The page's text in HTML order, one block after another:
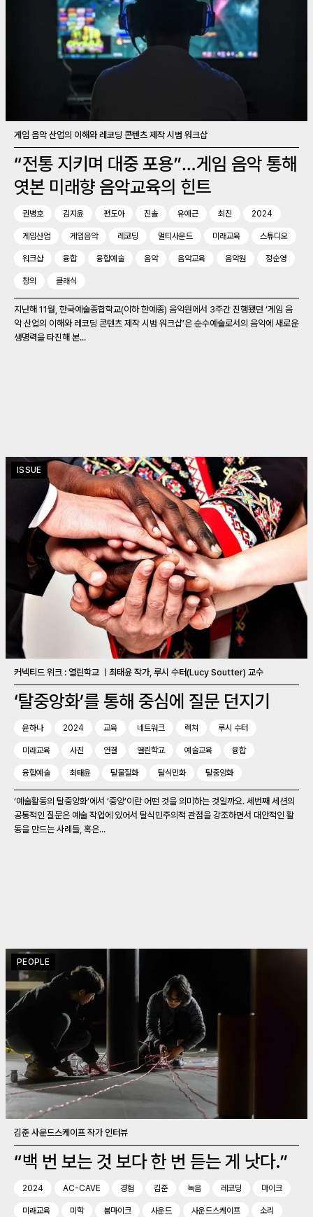
게임 음악 산업의 이해와 레코딩 콘텐츠 제작 시범 워크샵
“전통 지키며 대중 포용”…게임 음악 통해
엿본 미래향 음악교육의 힌트
권병호 김지윤 편도아 진솔 유예근 최진 2024
게임산업 게임음악 레코딩 멀티사운드 미래교육 스튜디오
워크샵 융합 융합예술 음악 음악교육 음악원 정순영
창의 클래식
지난해 11월, 한국예술종합학교(이하 한예종) 음악원에서 3주간 진행됐던 ‘게임 음
악 산업의 이해와 레코딩 콘텐츠 제작 시범 워크샵’은 순수예술로서의 음악에 새로운
생명력을 타진해 본...
ISSUE
커넥티드 위크 : 열린학교 ㅣ최태윤 작가, 루시 수터(Lucy Soutter) 교수
‘탈중앙화’를 통해 중심에 질문 던지기
윤하나 2024 교육 네트워크 렉쳐 루시 수터
미래교육 사진 연결 열린학교 예술교육 융합
융합예술 최태윤 탈물질화 탈식민화 탈중앙화
‘예술활동의 탈중앙화’에서 ‘중앙’이란 어떤 것을 의미하는 것일까요. 세번째 세션의
공통적인 질문은 예술 작업에 있어서 탈식민주의적 관점을 강조하면서 대안적인 활
동을 만드는 사례들, 혹은...
PEOPLE
김준 사운드스케이프 작가 인터뷰
“백 번 보는 것 보다 한 번 듣는 게 낫다.”
2024 AC-CAVE 경험 김준 녹음 레코딩 마이크
미래교육 미학 붐마이크 사운드 사운드스케이프 소리